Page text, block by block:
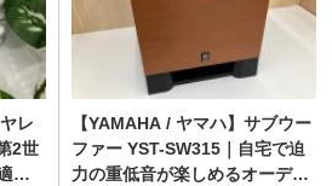
レ
2世
に
【YAMAHA / ヤマハ】サブウー
ファー YST-SW315｜自宅で迫
力の重低音が楽しめるオーディ